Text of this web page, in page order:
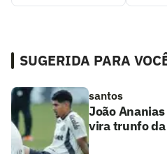
SUGERIDA PARA
santos
João
vira trunfo